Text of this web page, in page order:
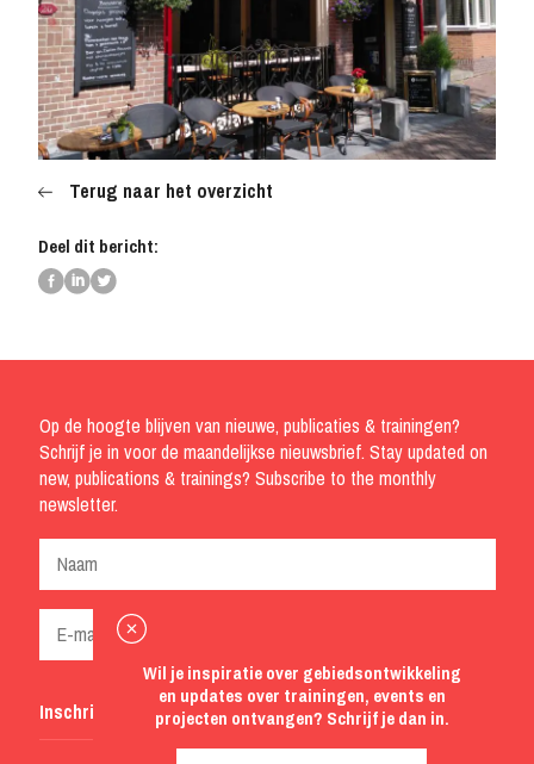
Wil je inspiratie over gebiedsontwikkeling
en updates over trainingen, events en
projecten ontvangen? Schrijf je dan in.
Terug naar het overzicht
Deel dit bericht:
Op de hoogte blijven van nieuwe, publicaties & trainingen?
Schrijf je in voor de maandelijkse nieuwsbrief. Stay updated on
new, publications & trainings? Subscribe to the monthly
newsletter.
Inschrijven